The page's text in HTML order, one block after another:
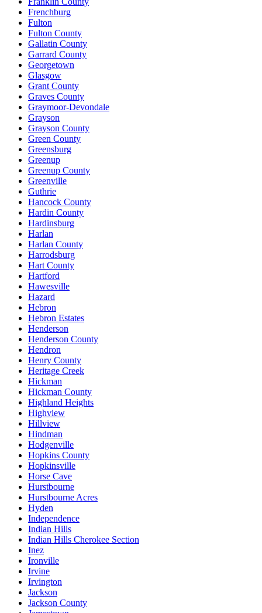
Frenchburg
Fulton
Fulton County
Gallatin County
Garrard County
Georgetown
Glasgow
Grant County
Graves County
Graymoor-Devondale
Grayson
Grayson County
Green County
Greensburg
Greenup
Greenup County
Greenville
Guthrie
Hancock County
Hardin County
Hardinsburg
Harlan
Harlan County
Harrodsburg
Hart County
Hartford
Hawesville
Hazard
Hebron
Hebron Estates
Henderson
Henderson County
Hendron
Henry County
Heritage Creek
Hickman
Hickman County
Highland Heights
Highview
Hillview
Hindman
Hodgenville
Hopkins County
Hopkinsville
Horse Cave
Hurstbourne
Hurstbourne Acres
Hyden
Independence
Indian Hills
Indian Hills Cherokee Section
Inez
Ironville
Irvine
Irvington
Jackson
Jackson County